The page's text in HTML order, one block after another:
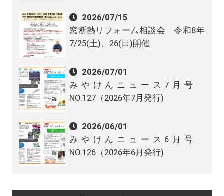
2026/07/15
窓断熱リフォーム相談会 令和8年
7/25(土)、26(日)開催
2026/07/01
みやけんニュース7月号
NO.127（2026年7月発行)
2026/06/01
みやけんニュース6月号
NO.126（2026年6月発行)